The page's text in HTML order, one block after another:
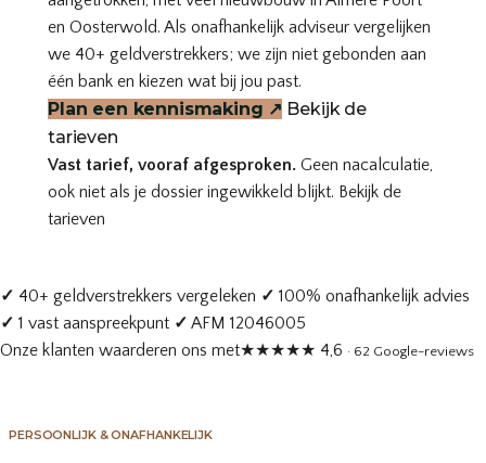
en Oosterwold. Als onafhankelijk adviseur vergelijken
we 40+ geldverstrekkers; we zijn niet gebonden aan
één bank en kiezen wat bij jou past.
Plan een kennismaking ↗ Bekijk de
tarieven
Vast tarief, vooraf afgesproken. Geen nacalculatie,
ook niet als je dossier ingewikkeld blijkt. Bekijk de
tarieven
✓ 40+ geldverstrekkers vergeleken ✓ 100% onafhankelijk advies
✓ 1 vast aanspreekpunt ✓ AFM 12046005
Onze klanten waarderen ons met★★★★★ 4,6 · 62 Google-reviews
PERSOONLIJK & ONAFHANKELIJK